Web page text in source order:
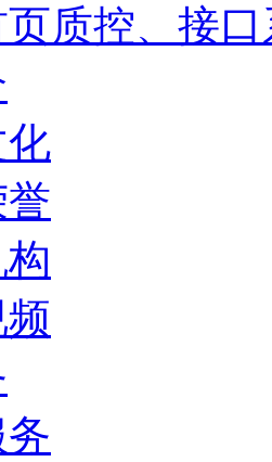
质控、接